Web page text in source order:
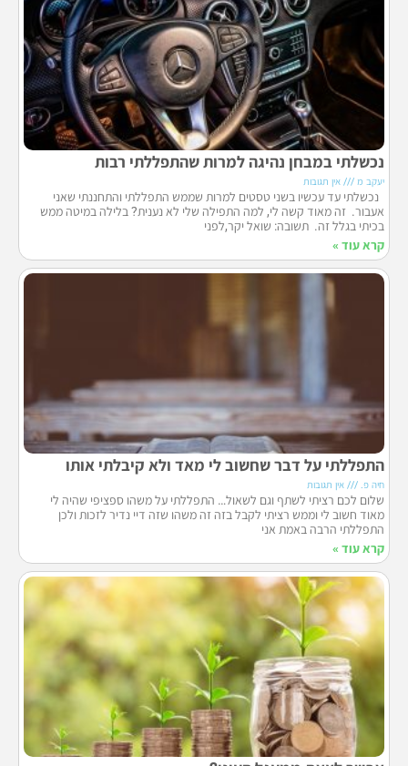
נכשלתי במבחן נהיגה למרות שהתפללתי רבות
יעקב מ אין תגובות
נכשלתי עד עכשיו בשני טסטים למרות שממש התפללתי והתחננתי שאני
אעבור. זה מאוד קשה לי, למה התפילה שלי לא נענית? בלילה במיטה ממש
בכיתי בגלל זה. תשובה: שואל יקר,לפני
קרא עוד »
התפללתי על דבר שחשוב לי מאד ולא קיבלתי אותו
חיה פ. אין תגובות
שלום לכם רציתי לשתף וגם לשאול… התפללתי על משהו ספציפי שהיה לי
מאוד חשוב לי וממש רציתי לקבל בזה זה משהו שזה דיי נדיר לזכות ולכן
התפללתי הרבה באמת אני
קרא עוד »